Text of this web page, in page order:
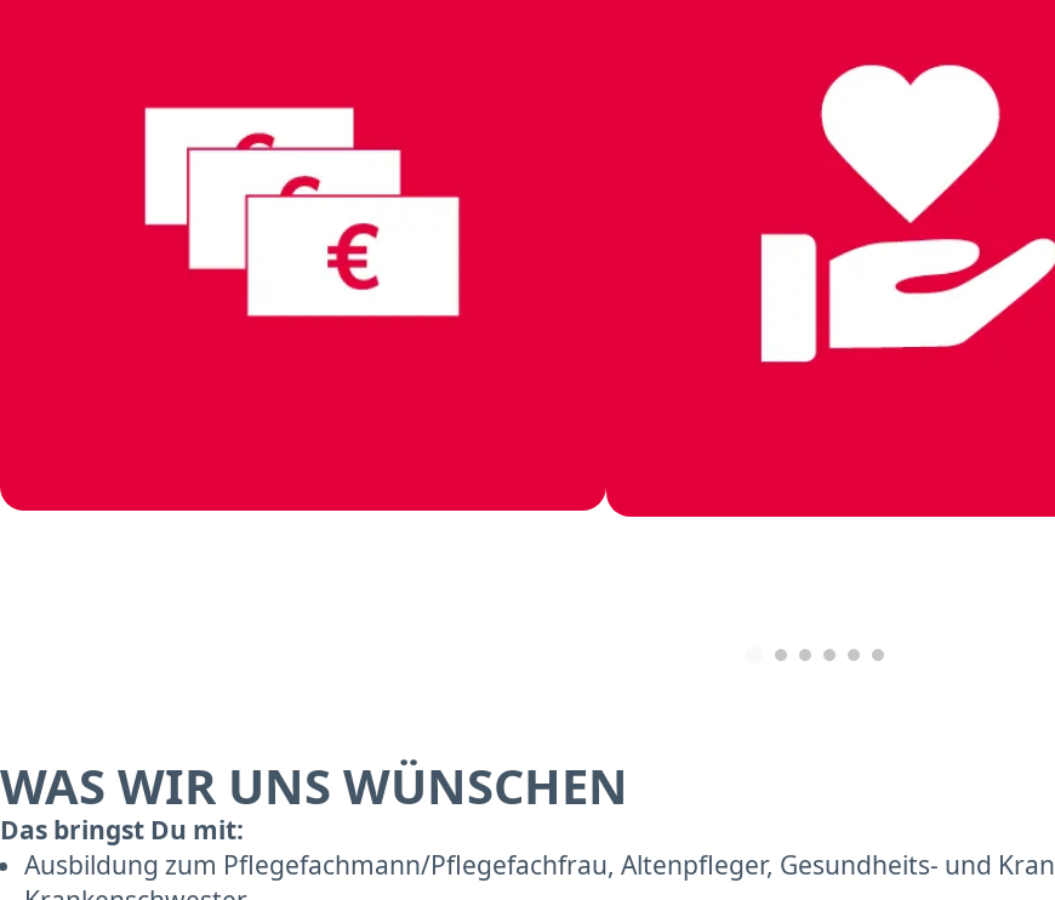
WAS WIR UNS WÜNSCHEN
Das bringst Du mit:
Ausbildung zum Pflegefachmann/Pflegefachfrau, Altenpfleger, Gesundheits- und